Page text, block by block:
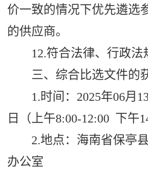
价一致的情况下优先遴选
的供应商。
12.符合法律、行政法
三、综合比选文件的
1.时间：2025年06月13
日（上午8:00-12:00 下午
2.地点：海南省保亭县
办公室